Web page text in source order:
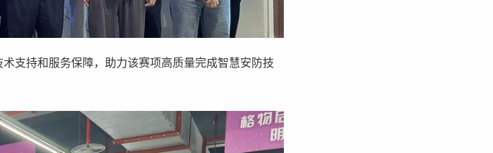
支持和服务保障，助力该赛项高质量完成智慧安防技